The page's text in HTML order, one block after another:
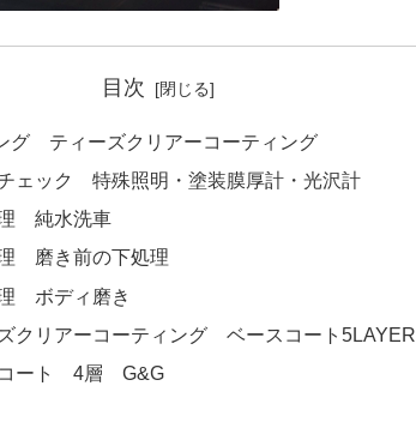
目次
グ ティーズクリアーコーティング
ェック 特殊照明・塗装膜厚計・光沢計
純水洗車
磨き前の下処理
ボディ磨き
クリアーコーティング ベースコート5LAYER
コート 4層 G&G